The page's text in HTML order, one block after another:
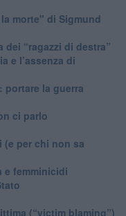
morte" di Sigmund
“ragazzi di destra”
e l’assenza di
portare la guerra
ci parlo
per chi non sa
e femminicidi
(“victim blaming”)